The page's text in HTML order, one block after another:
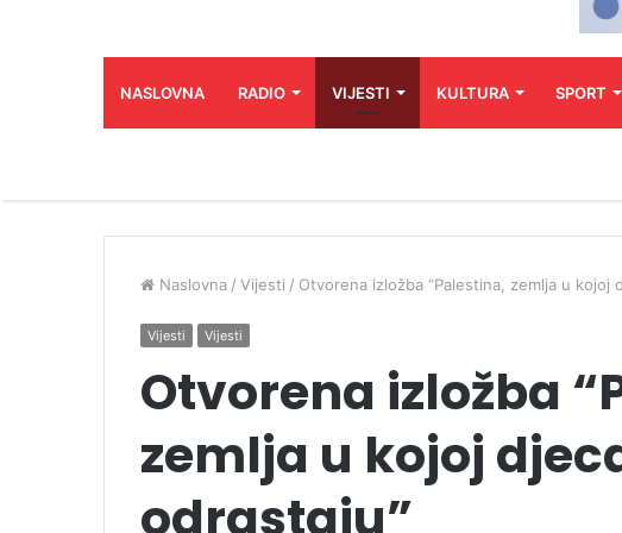
NASLOVNA RADIO VIJESTI KULTURA SPORT
Naslovna / Vijesti / Otvorena izložba “Palestina, zemlja u kojoj
Vijesti Vijesti
Otvorena izložba
zemlja u kojoj
odrastaju”